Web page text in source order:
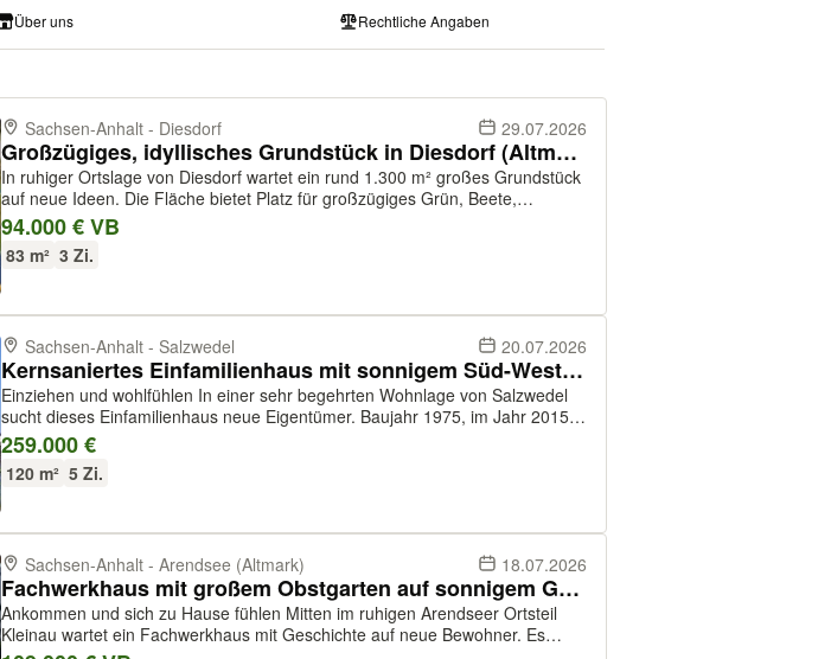
Über uns Rechtliche Angaben
Sachsen-Anhalt - Diesdorf 29.07.2026
Großzügiges, idyllisches Grundstück in Diesdorf (Altmark) zu verkaufen.
In ruhiger Ortslage von Diesdorf wartet ein rund 1.300 m² großes Grundstück
auf neue Ideen. Die Fläche bietet Platz für großzügiges Grün, Beete,
Spielbereiche, Tierhaltung im kleinen Rahmen oder weitere Nebenflächen –
kurz: Raum, um Nutz- und Frei...
94.000 € VB
83 m² 3 Zi.
Sachsen-Anhalt - Salzwedel 20.07.2026
Kernsaniertes Einfamilienhaus mit sonnigem Süd-Westgrundstück in Salzwedel.
Einziehen und wohlfühlen In einer sehr begehrten Wohnlage von Salzwedel
sucht dieses Einfamilienhaus neue Eigentümer. Baujahr 1975, im Jahr 2015
jedoch von Grund auf kernsaniert, verbindet es solide Bausubstanz mit
moderner Technik – und ist sofo...
259.000 €
120 m² 5 Zi.
Sachsen-Anhalt - Arendsee (Altmark) 18.07.2026
Fachwerkhaus mit großem Obstgarten auf sonnigem Grundstück in 39619 Arendsee OT Kleinau
Ankommen und sich zu Hause fühlen Mitten im ruhigen Arendseer Ortsteil
Kleinau wartet ein Fachwerkhaus mit Geschichte auf neue Bewohner. Es